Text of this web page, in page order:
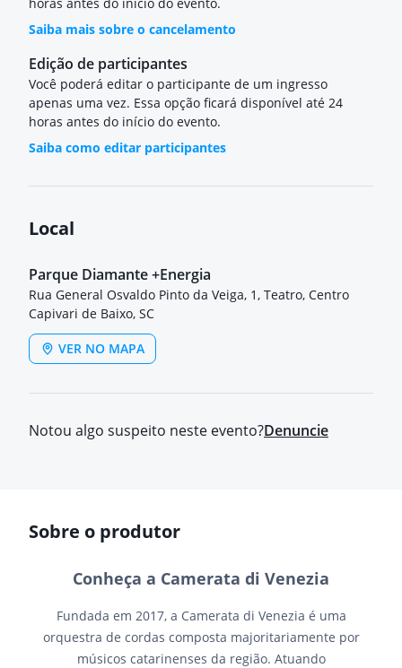
Saiba mais sobre o cancelamento
Edição de participantes
Você poderá editar o participante de um ingresso
apenas uma vez. Essa opção ficará disponível até 24
horas antes do início do evento.
Saiba como editar participantes
Local
Parque Diamante +Energia
Rua General Osvaldo Pinto da Veiga, 1, Teatro, Centro
Capivari de Baixo, SC
VER NO MAPA
Notou algo suspeito neste evento?Denuncie
Sobre o produtor
Conheça a Camerata di Venezia
Fundada em 2017, a Camerata di Venezia é uma
orquestra de cordas composta majoritariamente por
músicos catarinenses da região. Atuando